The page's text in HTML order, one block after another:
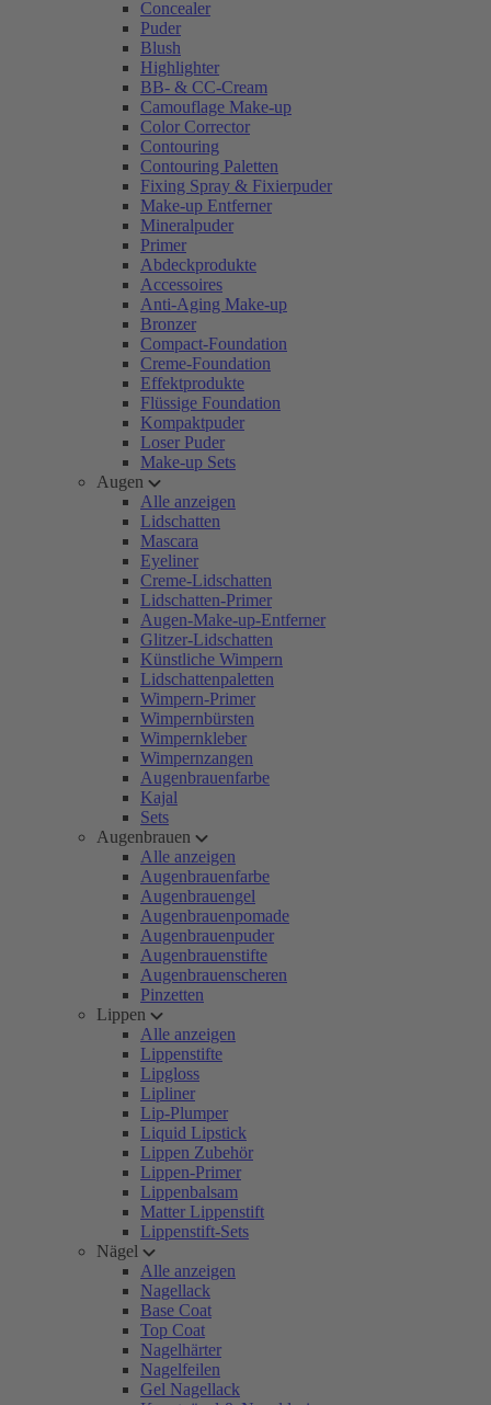
Concealer
Puder
Blush
Highlighter
BB- & CC-Cream
Camouflage Make-up
Color Corrector
Contouring
Contouring Paletten
Fixing Spray & Fixierpuder
Make-up Entferner
Mineralpuder
Primer
Abdeckprodukte
Accessoires
Anti-Aging Make-up
Bronzer
Compact-Foundation
Creme-Foundation
Effektprodukte
Flüssige Foundation
Kompaktpuder
Loser Puder
Make-up Sets
Augen
Alle anzeigen
Lidschatten
Mascara
Eyeliner
Creme-Lidschatten
Lidschatten-Primer
Augen-Make-up-Entferner
Glitzer-Lidschatten
Künstliche Wimpern
Lidschattenpaletten
Wimpern-Primer
Wimpernbürsten
Wimpernkleber
Wimpernzangen
Augenbrauenfarbe
Kajal
Sets
Augenbrauen
Alle anzeigen
Augenbrauenfarbe
Augenbrauengel
Augenbrauenpomade
Augenbrauenpuder
Augenbrauenstifte
Augenbrauenscheren
Pinzetten
Lippen
Alle anzeigen
Lippenstifte
Lipgloss
Lipliner
Lip-Plumper
Liquid Lipstick
Lippen Zubehör
Lippen-Primer
Lippenbalsam
Matter Lippenstift
Lippenstift-Sets
Nägel
Alle anzeigen
Nagellack
Base Coat
Top Coat
Nagelhärter
Nagelfeilen
Gel Nagellack